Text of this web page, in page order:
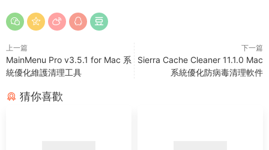
上一篇
MainMenu Pro v3.5.1 for Mac 系
統優化維護清理工具
下一篇
Sierra Cache Cleaner 11.1.0 Mac
系統優化防病毒清理軟件
猜你喜歡